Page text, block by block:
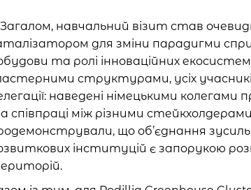
навчальний візит став
для зміни парадигми
та ролі інноваційних
структурами, усіх
наведені німецькими колегами
співпраці між різними стейкхолдерами
що об’єднання
інституцій є запорукою